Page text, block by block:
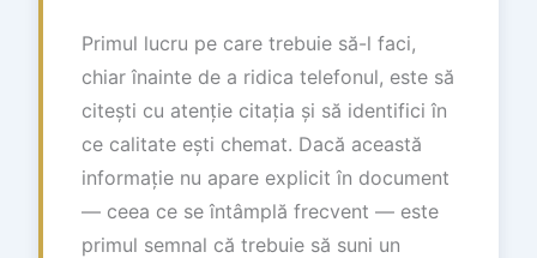
Primul lucru pe care trebuie să-l faci,
chiar înainte de a ridica telefonul, este să
citești cu atenție citația și să identifici în
ce calitate ești chemat. Dacă această
informație nu apare explicit în document
— ceea ce se întâmplă frecvent — este
primul semnal că trebuie să suni un